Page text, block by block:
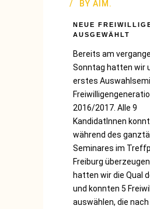
BY AIM.
NEUE
AUSGEWÄHLT
Bereits am
Sonntag hatten wir
erstes
2016/2017. Alle 9
KandidatInnen
während des
Seminares im
Freiburg
hatten wir die Qual
und konnten 5
auswählen, die